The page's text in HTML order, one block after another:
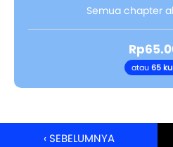
Semua chapter
atau65
‹ SEBELUMNYA